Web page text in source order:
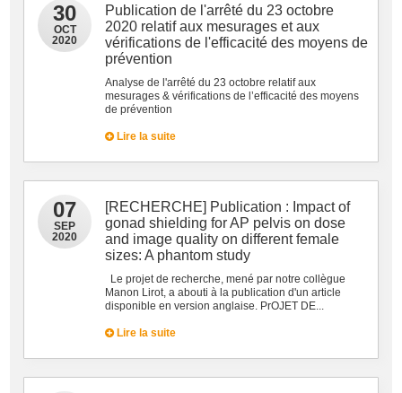
30
OCT
2020
Publication de l'arrêté du 23 octobre
2020 relatif aux mesurages et aux
vérifications de l'efficacité des moyens de
prévention
Analyse de l'arrêté du 23 octobre relatif aux
mesurages & vérifications de l’efficacité des moyens
de prévention
Lire la suite
07
SEP
2020
[RECHERCHE] Publication : Impact of
gonad shielding for AP pelvis on dose
and image quality on different female
sizes: A phantom study
Le projet de recherche, mené par notre collègue
Manon Lirot, a abouti à la publication d'un article
disponible en version anglaise. PrOJET DE...
Lire la suite